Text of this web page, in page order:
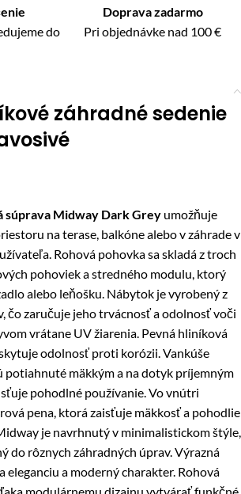
do
Doprava zadarmo
Pri objednávke nad 100 €
záhradné sedenie
súprava Midway Dark Grey umožňuje
na terase, balkóne alebo v záhrade v
Rohová pohovka sa skladá z troch
pohoviek a stredného modulu, ktorý
alebo leňošku. Nábytok je vyrobený z
čo zaručuje jeho trvácnosť a odolnosť voči
vrátane UV žiarenia. Pevná hliníková
odolnosť proti korózii. Vankúše
potiahnuté mäkkým a na dotyk príjemným
pohodlné používanie. Vo vnútri
pena, ktorá zaisťuje mäkkosť a pohodlie
je navrhnutý v minimalistickom štýle,
do rôznych záhradných úprav. Výrazná
eleganciu a moderný charakter. Rohová